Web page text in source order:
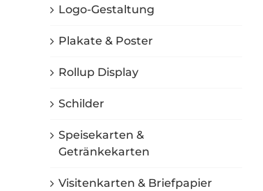
Logo-Gestaltung
Plakate & Poster
Rollup Display
Schilder
Speisekarten &
Getränkekarten
Visitenkarten & Briefpapier